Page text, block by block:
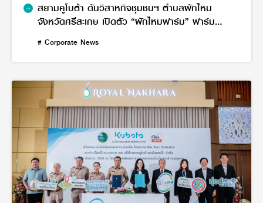
สยามคูโบต้า ดันวิสาหกิจชุมชนฯ ตำบลผักไหม
จังหวัดศรีสะเกษ เปิดตัว “ผักไหมฟาร์ม” ฟาร์ม
นวัตกรรมเกษตรสมัยใหม่สู่ความยั่งยืน เตรียมปัก
หมุดเดินหน้าเป็น Smart Farming Model แห่งใหม่
ของภาคอีสาน
# Corporate News